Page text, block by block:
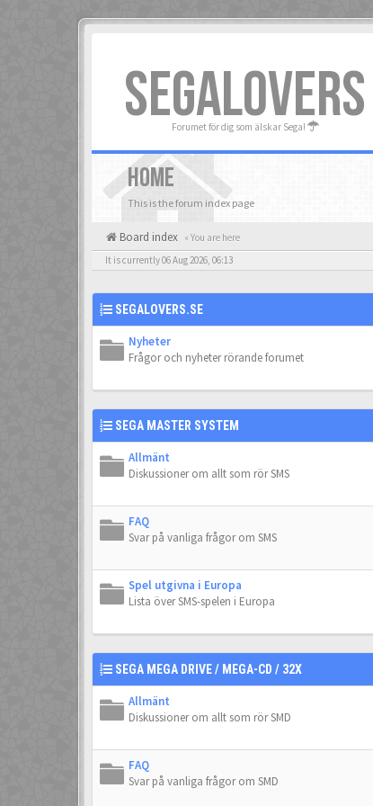
SEGALOVERS
Forumet för dig som älskar Sega!
HOME
This is the forum index page
Board index « You are here
It is currently 06 Aug 2026, 06:13
SEGALOVERS.SE
Nyheter
Frågor och nyheter rörande forumet
SEGA MASTER SYSTEM
Allmänt
Diskussioner om allt som rör SMS
FAQ
Svar på vanliga frågor om SMS
Spel utgivna i Europa
Lista över SMS-spelen i Europa
SEGA MEGA DRIVE / MEGA-CD / 32X
Allmänt
Diskussioner om allt som rör SMD
FAQ
Svar på vanliga frågor om SMD